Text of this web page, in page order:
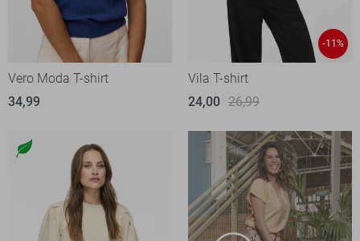
Vero Moda T-shirt
34,99
-11%
Vila T-shirt
24,00 26,99